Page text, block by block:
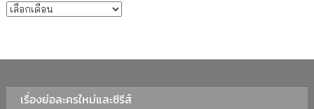
บทความรายเดือน
เรื่องย่อละครใหม่และซีรีส์